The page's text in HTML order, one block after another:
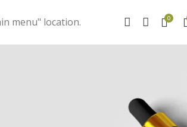
menu" location. 0